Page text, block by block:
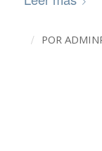
/ POR